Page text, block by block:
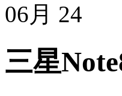
06月 24
三星